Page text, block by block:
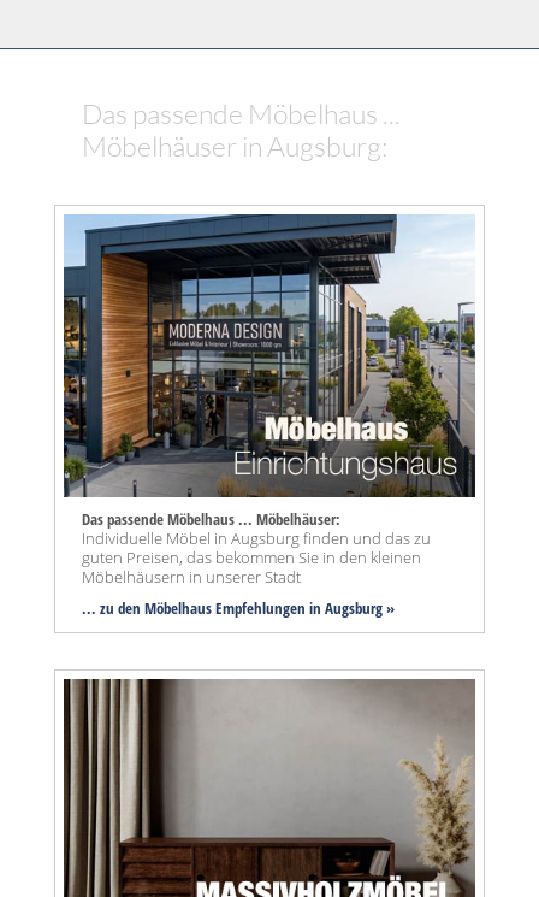
Das passende Möbelhaus ...
Möbelhäuser in Augsburg:
Das passende Möbelhaus ... Möbelhäuser:
Individuelle Möbel in Augsburg finden und das zu
guten Preisen, das bekommen Sie in den kleinen
Möbelhäusern in unserer Stadt
... zu den Möbelhaus Empfehlungen in Augsburg »